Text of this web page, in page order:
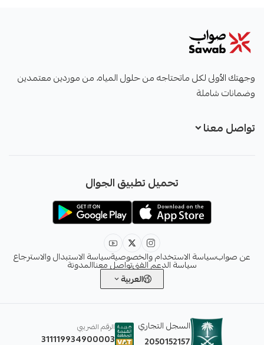
وجهتك الأولى لكل ماتحتاجه من حلول المياه، من موردين معتمدين
وضمانات شاملة
تواصل معنا
info@sawab.app
تحميل تطبيق الجوال
عن صوابسياسة الاستخدام والخصوصيةسياسة الاستبدال والاسترجاع
سياسة الدعم الفنيتواصل معناالمدونة
العربية
السجل التجاري
2050152157
الرقم الضريبي
311119934900003